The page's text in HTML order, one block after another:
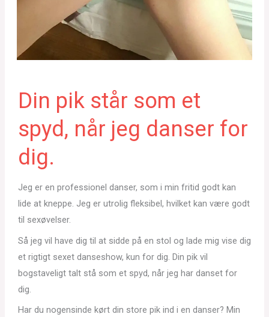
Din pik står som et
spyd, når jeg danser for
dig.
Jeg er en professionel danser, som i min fritid godt kan
lide at kneppe. Jeg er utrolig fleksibel, hvilket kan være godt
til sexøvelser.
Så jeg vil have dig til at sidde på en stol og lade mig vise dig
et rigtigt sexet danseshow, kun for dig. Din pik vil
bogstaveligt talt stå som et spyd, når jeg har danset for
dig.
Har du nogensinde kørt din store pik ind i en danser? Min